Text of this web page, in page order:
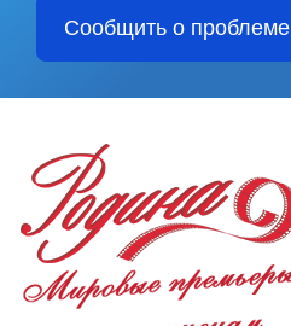
Сообщить о проблеме